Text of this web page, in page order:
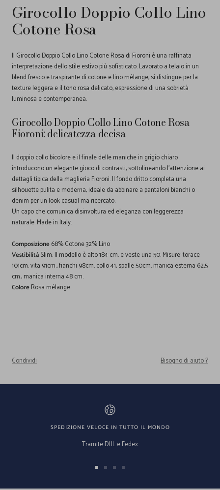
Girocollo Doppio Collo Lino
Cotone Rosa
Il Girocollo Doppio Collo Lino Cotone Rosa di Fioroni è una raffinata
interpretazione dello stile estivo più sofisticato. Lavorato a telaio in un
blend fresco e traspirante di cotone e lino mélange, si distingue per la
texture leggera e il tono rosa delicato, espressione di una sobrietà
luminosa e contemporanea.
Girocollo Doppio Collo Lino Cotone Rosa
Fioroni: delicatezza decisa
Il doppio collo bicolore e il finale delle maniche in grigio chiaro
introducono un elegante gioco di contrasti, sottolineando l'attenzione ai
dettagli tipica della maglieria Fioroni. Il fondo dritto completa una
silhouette pulita e moderna, ideale da abbinare a pantaloni bianchi o
denim per un look casual ma ricercato.
Un capo che comunica disinvoltura ed eleganza con leggerezza
naturale. Made in Italy.
Composizione68% Cotone 32% Lino
VestibilitàSlim. Il modello è alto 184 cm. e veste una 50. Misure: torace
101cm. vita 91cm., fianchi 98cm. collo 41, spalle 50cm. manica esterna 62,5
cm., manica interna 48 cm.
ColoreRosa mélange
Condividi Bisogno di aiuto ?
SPEDIZIONE VELOCE IN TUTTO IL MONDO
Tramite DHL e Fedex
Vai Vai Vai Vai